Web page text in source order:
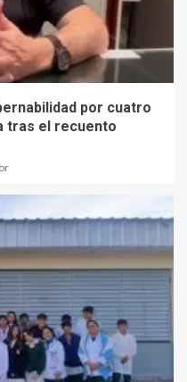
por cuatro
tras el recuento